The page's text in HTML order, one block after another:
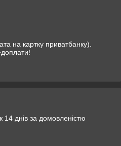
на картку приватбанку).
днів за домовленістю